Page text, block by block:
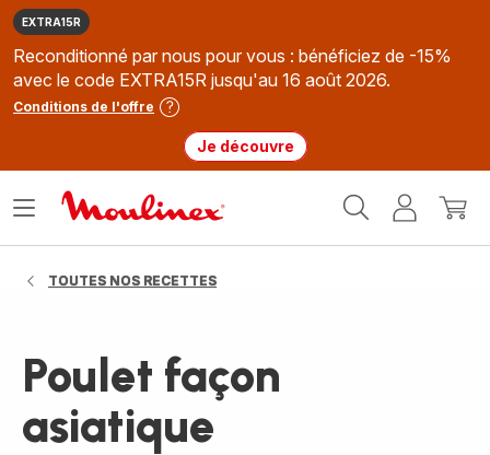
EXTRA15R
Reconditionné par nous pour vous : bénéficiez de -15%
avec le code EXTRA15R jusqu'au 16 août 2026.
Conditions de l'offre
Je découvre
MonMon
Ouvrir
TOUTES NOS RECETTES
Poulet façon
asiatique